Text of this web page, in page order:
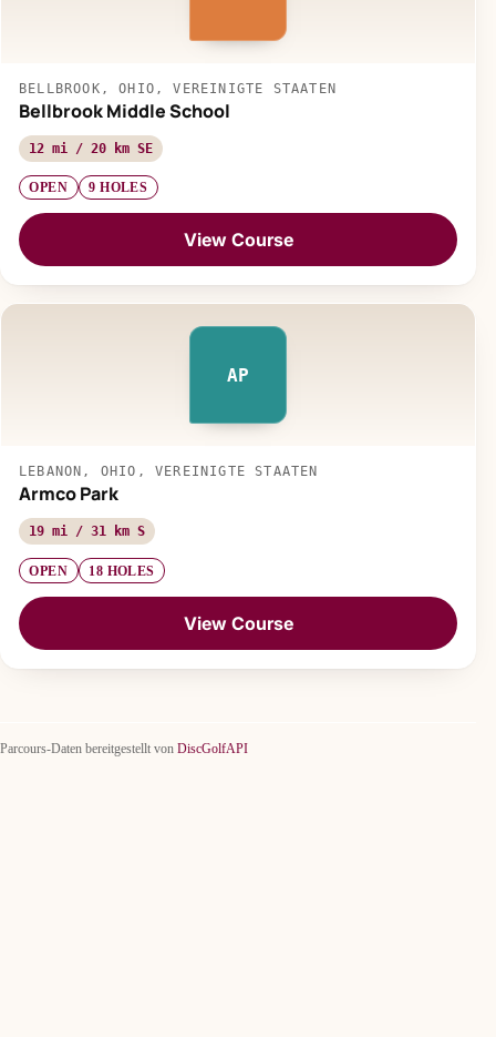
BELLBROOK, OHIO, VEREINIGTE STAATEN
Bellbrook Middle School
12 mi / 20 km SE
OPEN 9 HOLES
View Course
AP
LEBANON, OHIO, VEREINIGTE STAATEN
Armco Park
19 mi / 31 km S
OPEN 18 HOLES
View Course
Parcours-Daten bereitgestellt von DiscGolfAPI